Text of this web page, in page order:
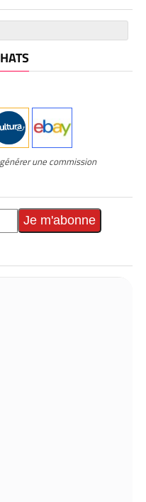
une commission